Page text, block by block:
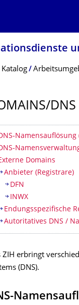
Katalog
DNS
Namensauflösung
Domains
Anbieter (Registrare)
DFN
INWX
Endungsspezifische
Autoritatives DNS /
ZIH erbringt
(DNS).